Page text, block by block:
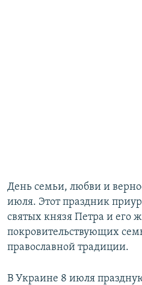
День семьи, любви и
июля. Этот праздник
святых князя Петра и его
покровительствующих
православной традиции.
В Украине 8 июля